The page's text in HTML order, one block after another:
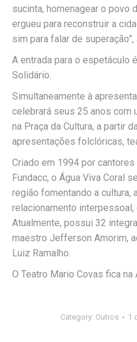
sucinta, homenagear o povo
ergueu para reconstruir a
sim para falar de superação”,
A entrada para o espetáculo
Solidário.
Simultaneamente à
celebrará seus 25 anos com
na Praça da Cultura, a partir
apresentações folclóricas,
Criado em 1994 por
Fundacc, o Água Viva Coral
região fomentando a cultura,
relacionamento
Atualmente, possui 32
maestro Jefferson Amorim,
Luiz Ramalho.
O Teatro Mario Covas fica na
Category: Outros 1